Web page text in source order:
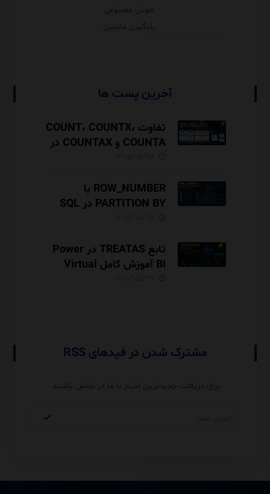
هوش مصنوعی
یادگیری ماشین
آخرین پست ها
تفاوت COUNT، COUNTX،
COUNTA و COUNTAX در
ROW_NUMBER با
PARTITION BY در SQL
تابع TREATAS در Power
BI آموزش کامل Virtual
مشترک شدن در فیدهای RSS
برای دریافت جدیدترین اخبار با ما در تماس باشید.